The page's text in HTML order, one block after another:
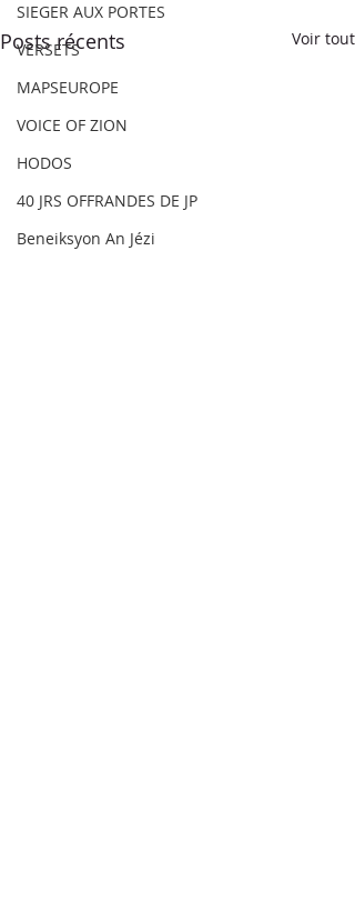
SIEGER AUX PORTES
VERSETS
MAPSEUROPE
VOICE OF ZION
HODOS
40 JRS OFFRANDES DE JP
Beneiksyon An Jézi
Posts récents Voir tout